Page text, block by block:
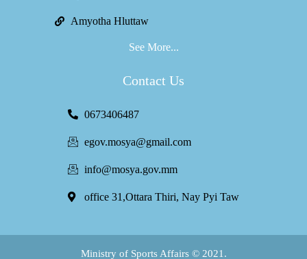
Amyotha Hluttaw
See More...
Contact Us
0673406487
egov.mosya@gmail.com
info@mosya.gov.mm
office 31,Ottara Thiri, Nay Pyi Taw
Ministry of Sports Affairs © 2021.